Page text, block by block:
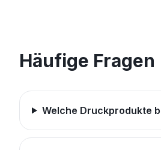
Häufige Fragen
Welche Druckprodukte